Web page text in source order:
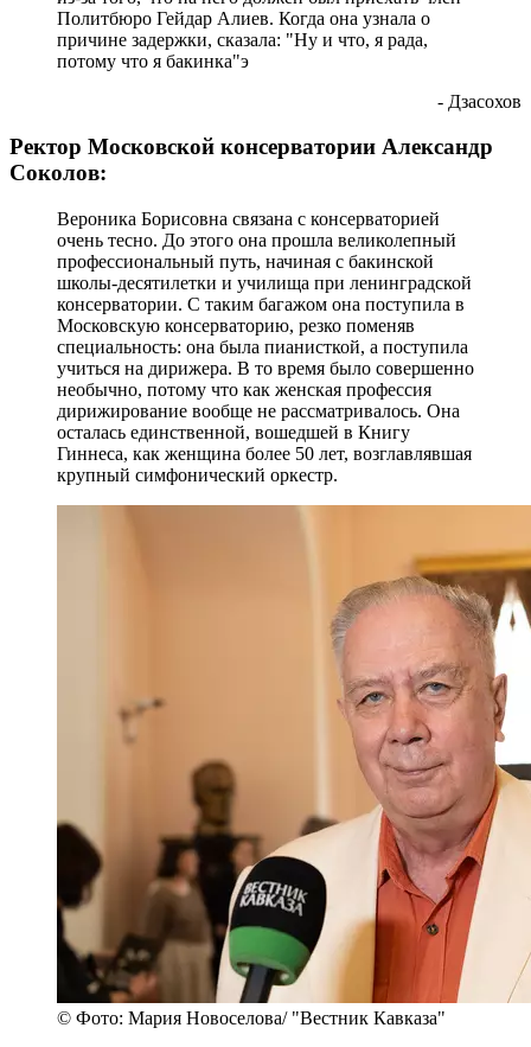
Политбюро Гейдар Алиев. Когда она узнала о
причине задержки, сказала: "Ну и что, я рада,
потому что я бакинка"э
- Дзасохов
Ректор Московской консерватории Александр
Соколов:
Вероника Борисовна связана с консерваторией
очень тесно. До этого она прошла великолепный
профессиональный путь, начиная с бакинской
школы-десятилетки и училища при ленинградской
консерватории. С таким багажом она поступила в
Московскую консерваторию, резко поменяв
специальность: она была пианисткой, а поступила
учиться на дирижера. В то время было совершенно
необычно, потому что как женская профессия
дирижирование вообще не рассматривалось. Она
осталась единственной, вошедшей в Книгу
Гиннеса, как женщина более 50 лет, возглавлявшая
крупный симфонический оркестр.
© Фото: Мария Новоселова/ "Вестник Кавказа"